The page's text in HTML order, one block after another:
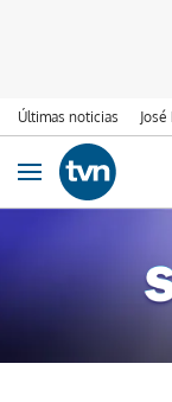
Últimas noticias
Ir al contenido
Obrir navegació